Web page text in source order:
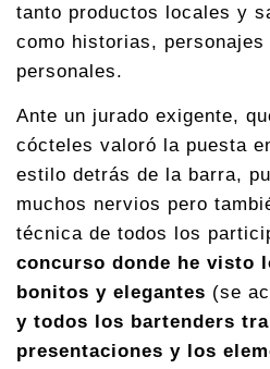
tanto productos locales y
como historias,
personales.
Ante un jurado exigente,
cócteles valoró la puesta
estilo detrás de la barra,
muchos nervios pero
técnica de todos los
concurso donde he visto
bonitos y elegantes (se
y todos los bartenders
presentaciones y los